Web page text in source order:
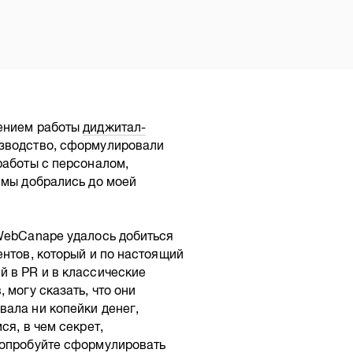
работыдиджитал-
сформулировали
с персоналом,
добрались до моей
удалось добиться
который и по настоящий
в PR и в классические
сказать, что они
ни копейки денег,
в чем секрет,
сформулировать